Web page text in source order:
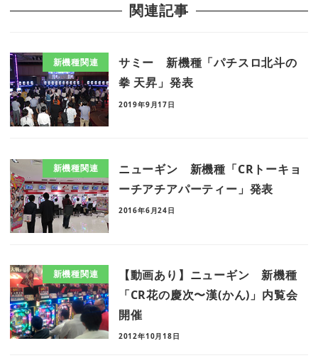
関連記事
新機種関連
サミー 新機種「パチスロ北斗の
拳 天昇」発表
2019年9月17日
新機種関連
ニューギン 新機種「CRトーキョ
ーチアチアパーティー」発表
2016年6月24日
新機種関連
【動画あり】ニューギン 新機種
「CR花の慶次〜漢(かん)」内覧会
開催
2012年10月18日